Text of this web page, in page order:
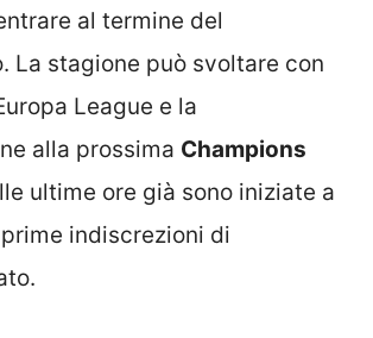
al termine del
La stagione può svoltare con
League e la
alla prossima Champions
ultime ore già sono iniziate a
indiscrezioni di